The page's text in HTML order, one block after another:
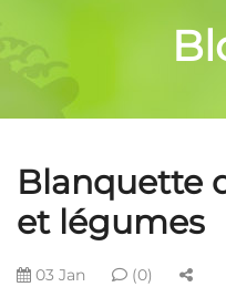
Blanquette
et légumes
03 Jan (0)